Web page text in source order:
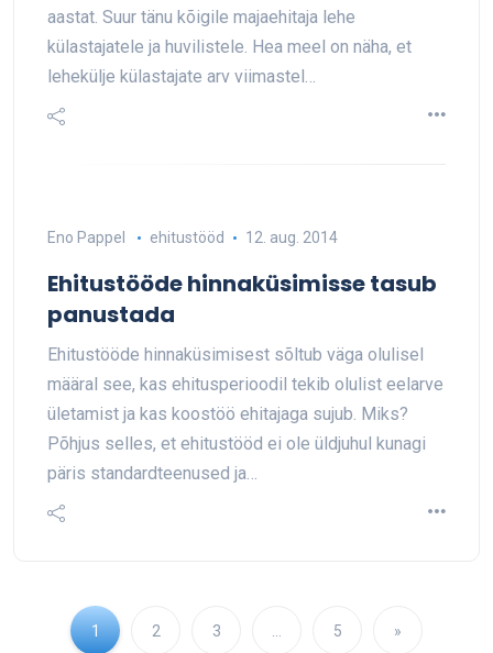
aastat. Suur tänu kõigile majaehitaja lehe
külastajatele ja huvilistele. Hea meel on näha, et
lehekülje külastajate arv viimastel…
Eno Pappel ehitustööd 12. aug. 2014
Ehitustööde hinnaküsimisse tasub
panustada
Ehitustööde hinnaküsimisest sõltub väga olulisel
määral see, kas ehitusperioodil tekib olulist eelarve
ületamist ja kas koostöö ehitajaga sujub. Miks?
Põhjus selles, et ehitustööd ei ole üldjuhul kunagi
päris standardteenused ja…
1 2 3 … 5 »